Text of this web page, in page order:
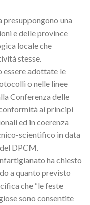
una
e delle province
locale che
stesse.
adottate le
o nelle linee
Conferenza delle
ai principi
ed in coerenza
scientifico in data
DPCM.
ha chiesto
a quanto previsto
che “le feste
sono consentite